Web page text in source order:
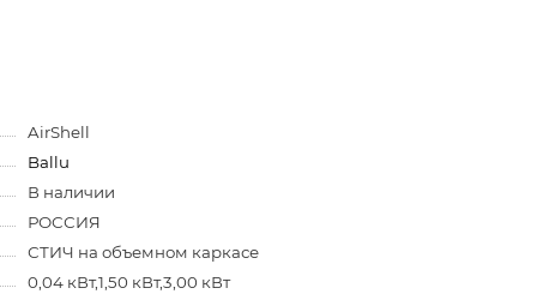
AirShell
Ballu
В наличии
РОССИЯ
СТИЧ на объемном каркасе
0,04 кВт,1,50 кВт,3,00 кВт